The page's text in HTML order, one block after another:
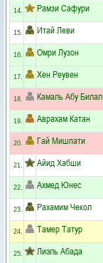
14. Рамзи Сафури
15. Итай Леви
16. Омри Лузон
17. Хен Реувен
18. Камаль Абу Билал
19. Аврахам Катан
20. Гай Мишпати
21. Айид Хабши
22. Ахмед Юнес
23. Рахамим Чекол
24. Тамер Татур
25. Лиэль Абада